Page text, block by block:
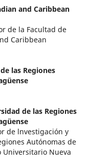
and Caribbean
de la Facultad de
Caribbean
las Regiones
de las Regiones
de lnvestigación y
Autónomas de
Universitario Nueva